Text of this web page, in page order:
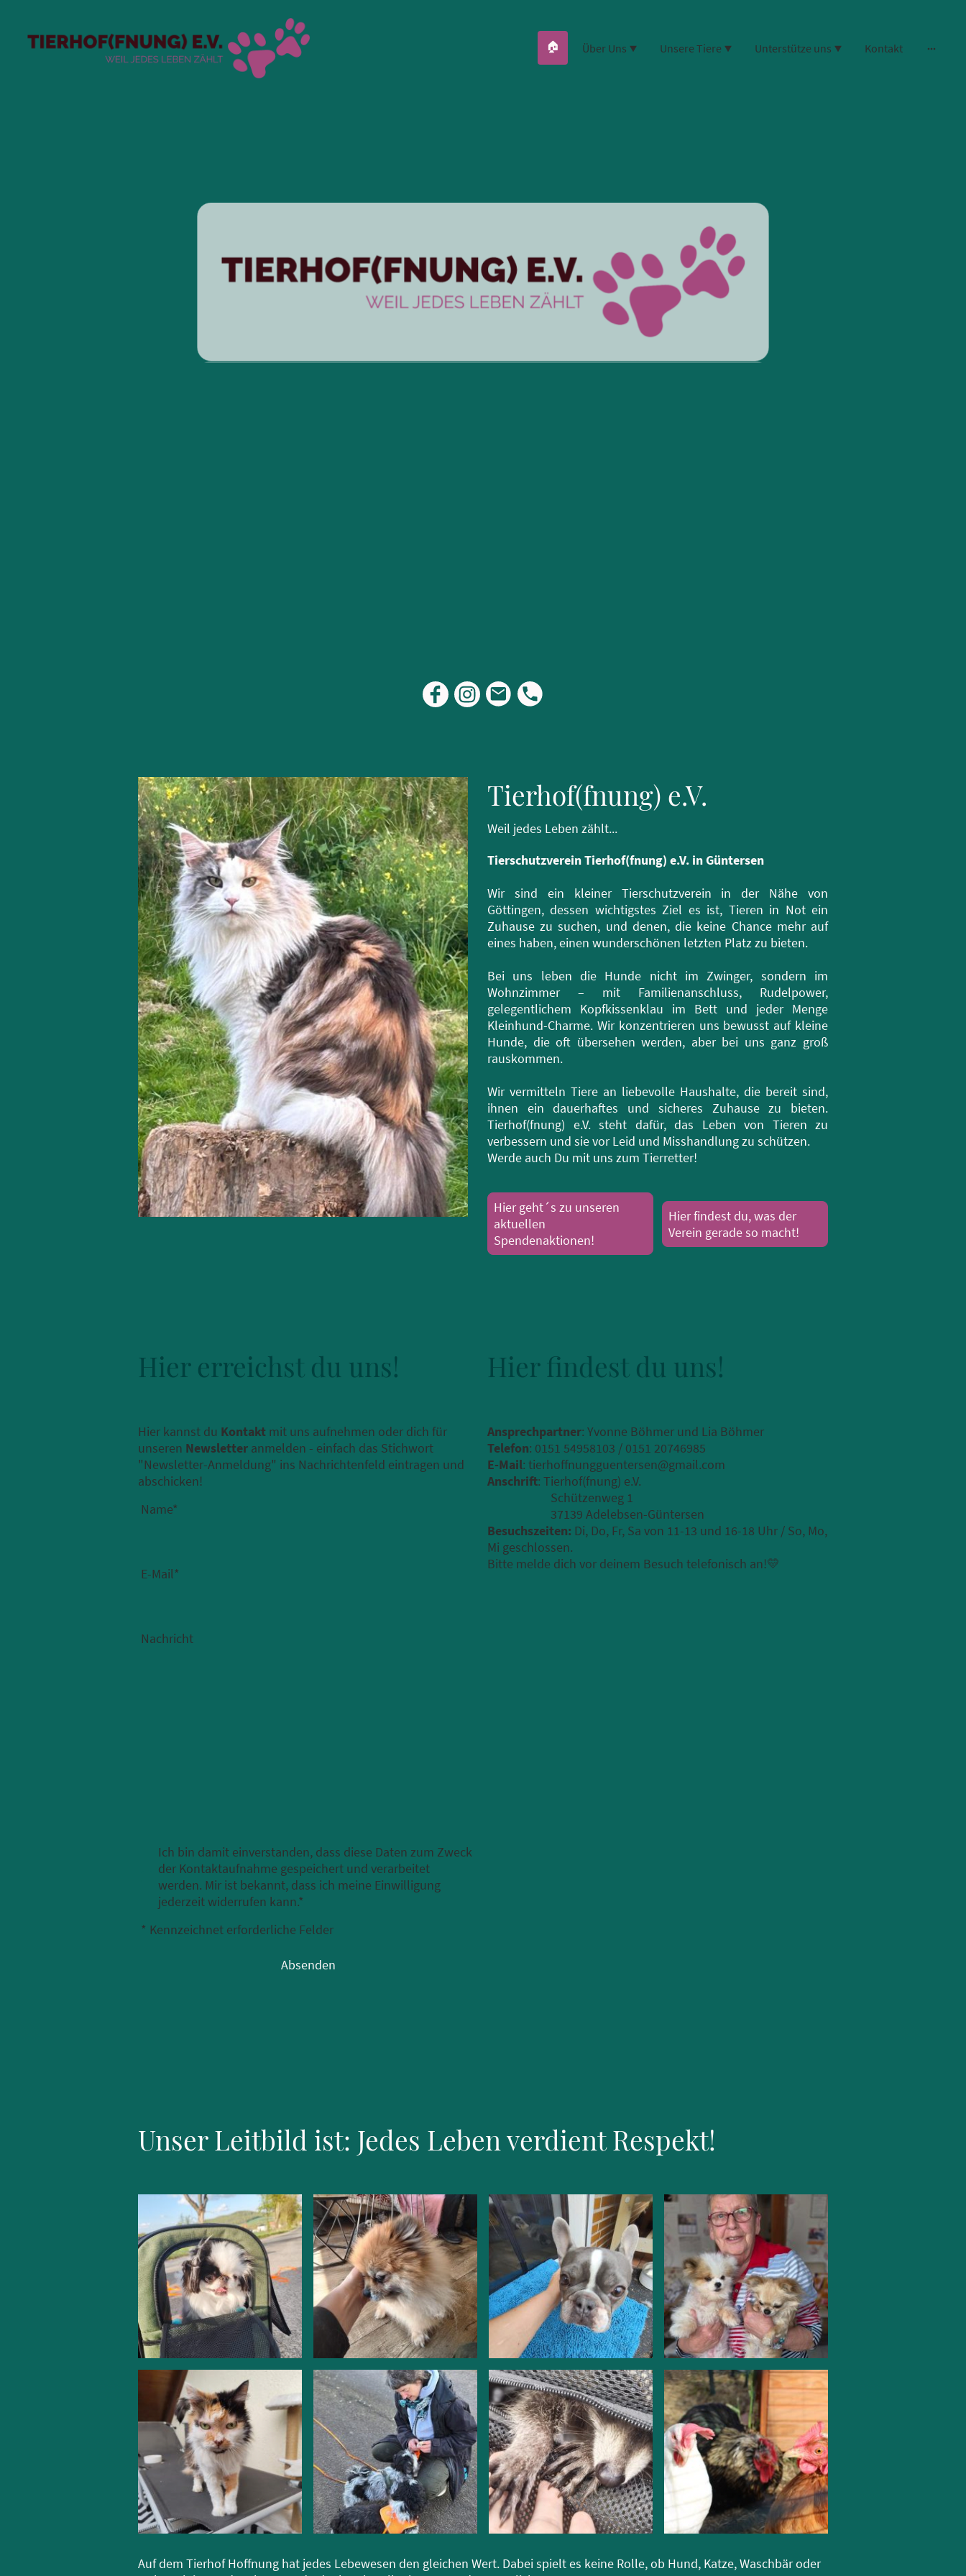
🏠 Über Uns Unsere Tiere Unterstütze uns Kontakt
Tierhof(fnung) e.V.
Weil jedes Leben zählt...
Tierschutzverein Tierhof(fnung) e.V. in Güntersen
Wir sind ein kleiner Tierschutzverein in der Nähe von
Göttingen, dessen wichtigstes Ziel es ist, Tieren in Not ein
Zuhause zu suchen, und denen, die keine Chance mehr auf
eines haben, einen wunderschönen letzten Platz zu bieten.
Bei uns leben die Hunde nicht im Zwinger, sondern im
Wohnzimmer – mit Familienanschluss, Rudelpower,
gelegentlichem Kopfkissenklau im Bett und jeder Menge
Kleinhund-Charme. Wir konzentrieren uns bewusst auf kleine
Hunde, die oft übersehen werden, aber bei uns ganz groß
rauskommen.
Wir vermitteln Tiere an liebevolle Haushalte, die bereit sind,
ihnen ein dauerhaftes und sicheres Zuhause zu bieten.
Tierhof(fnung) e.V. steht dafür, das Leben von Tieren zu
verbessern und sie vor Leid und Misshandlung zu schützen.
Werde auch Du mit uns zum Tierretter!
Hier geht´s zu unseren
aktuellen
Spendenaktionen!
Hier findest du, was der
Verein gerade so macht!
Hier erreichst du uns!
Hier kannst du Kontakt mit uns aufnehmen oder dich für
unseren Newsletter anmelden - einfach das Stichwort
"Newsletter-Anmeldung" ins Nachrichtenfeld eintragen und
abschicken!
Name*
E-Mail*
Nachricht
Ich bin damit einverstanden, dass diese Daten zum Zweck
der Kontaktaufnahme gespeichert und verarbeitet
werden. Mir ist bekannt, dass ich meine Einwilligung
jederzeit widerrufen kann.*
* Kennzeichnet erforderliche Felder
Absenden
Ansprechpartner: Yvonne Böhmer und Lia Böhmer
Telefon: 0151 54958103 / 0151 20746985
E-Mail: tierhoffnungguentersen@gmail.com
Anschrift: Tierhof(fnung) e.V.
Schützenweg 1
37139 Adelebsen-Güntersen
Besuchszeiten: Di, Do, Fr, Sa von 11-13 und 16-18 Uhr / So, Mo,
Mi geschlossen.
Bitte melde dich vor deinem Besuch telefonisch an!💛
Hier findest du uns!
Unser Leitbild ist: Jedes Leben verdient Respekt!
Auf dem Tierhof Hoffnung hat jedes Lebewesen den gleichen Wert. Dabei spielt es keine Rolle, ob Hund, Katze, Waschbär oder